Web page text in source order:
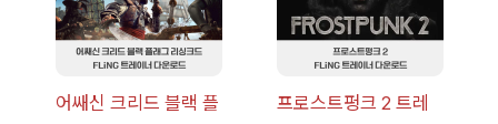
어쌔신 크리드 블랙 플
프로스트펑크 2 트레